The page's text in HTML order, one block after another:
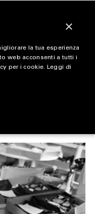
La
×
la tua esperienza
web acconsenti a tutti i
per i cookie. Leggi di